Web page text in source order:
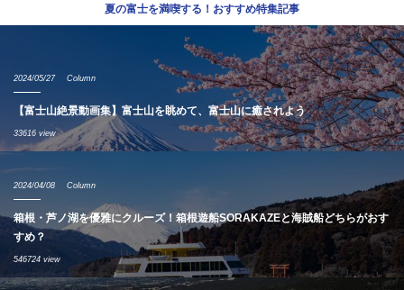
夏の富士を満喫する！おすすめ特集記事
2024/05/27 Column
【富士山絶景動画集】富士山を眺めて、富士山に癒されよう
33616 view
2024/04/08 Column
箱根・芦ノ湖を優雅にクルーズ！箱根遊船SORAKAZEと海賊船どちらがおす
すめ？
546724 view